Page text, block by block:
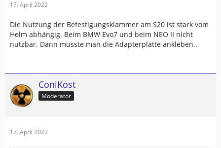
17. April 2022
Die Nutzung der Befestigungsklammer am S20 ist stark vom
Helm abhängig. Beim BMW Evo7 und beim NEO II nicht
nutzbar. Dann müsste man die Adapterplatte ankleben..
ConiKost
Moderator
17. April 2022